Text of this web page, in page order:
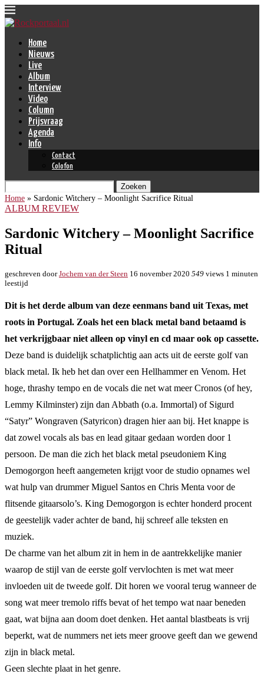
Home
Nieuws
Live
Album
Interview
Video
Column
Prijsvraag
Agenda
Info
Contact
Colofon
Zoeken
Home » Sardonic Witchery – Moonlight Sacrifice Ritual
ALBUM REVIEW
Sardonic Witchery – Moonlight Sacrifice
Ritual
geschreven doorJochem van der Steen 16 november 2020 549 views 1 minuten
leestijd
Dit is het derde album van deze eenmans band uit Texas, met
roots in Portugal. Zoals het een black metal band betaamd is
het verkrijgbaar niet alleen op vinyl en cd maar ook op cassette.
Deze band is duidelijk schatplichtig aan acts uit de eerste golf van
black metal. Ik heb het dan over een Hellhammer en Venom. Het
hoge, thrashy tempo en de vocals die net wat meer Cronos (of hey,
Lemmy Kilminster) zijn dan Abbath (o.a. Immortal) of Sigurd
“Satyr” Wongraven (Satyricon) dragen hier aan bij. Het knappe is
dat zowel vocals als bas en lead gitaar gedaan worden door 1
persoon. De man die zich het black metal pseudoniem King
Demogorgon heeft aangemeten krijgt voor de studio opnames wel
wat hulp van drummer Miguel Santos en Chris Menta voor de
flitsende gitaarsolo’s. King Demogorgon is echter honderd procent
de geestelijk vader achter de band, hij schreef alle teksten en
muziek.
De charme van het album zit in hem in de aantrekkelijke manier
waarop de stijl van de eerste golf vervlochten is met wat meer
invloeden uit de tweede golf. Dit horen we vooral terug wanneer de
song wat meer tremolo riffs bevat of het tempo wat naar beneden
gaat, wat bijna aan doom doet denken. Het aantal blastbeats is vrij
beperkt, wat de nummers net iets meer groove geeft dan we gewend
zijn in black metal.
Geen slechte plaat in het genre.